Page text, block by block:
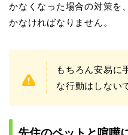
かなくなった場合の対策を
かなければなりません。
もちろん安易に
な行動はしない